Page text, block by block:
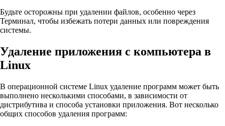
Будьте осторожны при удалении файлов, особенно через
Терминал, чтобы избежать потери данных или повреждения
системы.
Удаление приложения с компьютера в
Linux
В операционной системе Linux удаление программ может быть
выполнено несколькими способами, в зависимости от
дистрибутива и способа установки приложения. Вот несколько
общих способов удаления программ: